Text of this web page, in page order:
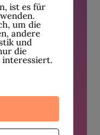
ist es für
um die
andere
und
die
interessiert.